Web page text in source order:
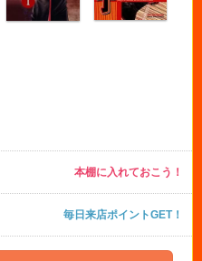
本棚に入れておこう！
毎日来店ポイントGET！